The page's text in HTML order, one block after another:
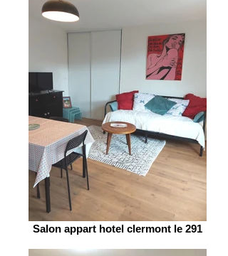
Salon appart hotel clermont le 291